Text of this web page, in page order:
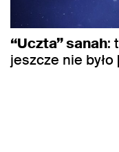
“Uczta” sanah:
jeszcze nie było